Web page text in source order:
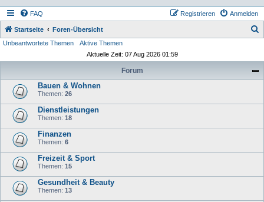
FAQ Anmelden
Registrieren
Startseite Foren-Übersicht
Unbeantwortete Themen
Aktive Themen
Aktuelle Zeit: 07 Aug 2026 01:59
Forum
Bauen & Wohnen
Themen: 26
Dienstleistungen
Themen: 18
Finanzen
Themen: 6
Freizeit & Sport
Themen: 15
Gesundheit & Beauty
Themen: 13